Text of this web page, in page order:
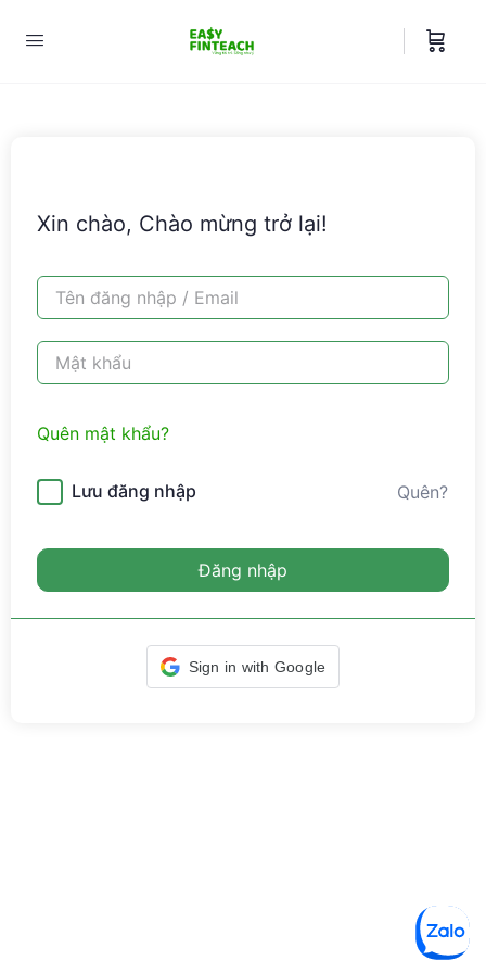
Xin chào, Chào mừng trở lại!
Quên mật khẩu?
Lưu đăng nhập Quên?
Đăng nhập
Sign in with Google